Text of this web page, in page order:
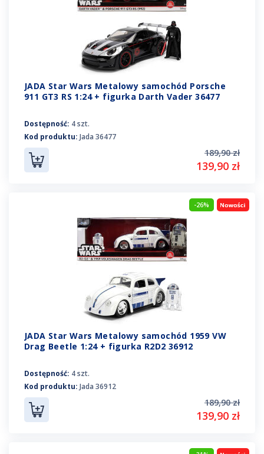
JADA Star Wars Metalowy samochód Porsche
911 GT3 RS 1:24 + figurka Darth Vader 36477
Dostępność: 4 szt.
Kod produktu: Jada 36477
189,90 zł
139,90 zł
-26%
JADA Star Wars Metalowy samochód 1959 VW
Drag Beetle 1:24 + figurka R2D2 36912
Dostępność: 4 szt.
Kod produktu: Jada 36912
189,90 zł
139,90 zł